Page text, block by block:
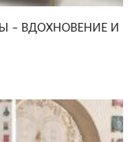
– ВДОХНОВЕНИЕ И